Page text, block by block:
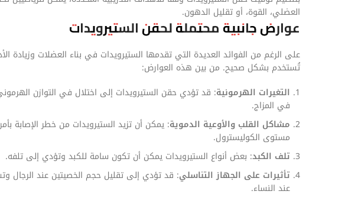
العضلي، القوة، أو تقليل الدهون.
عوارض جانبية محتملة لحقن الستيرويدات
على الرغم من الفوائد العديدة التي تقدمها الستيرويدات في بناء العضلات وزيادة
تُستخدم بشكل صحيح. من بين هذه العوارض:
التغيرات الهرمونية: قد تؤدي حقن الستيرويدات إلى اختلال في التوازن
في المزاج.
مشاكل القلب والأوعية الدموية: يمكن أن تزيد الستيرويدات من خطر الإصابة
مستوى الكوليسترول.
تلف الكبد: بعض أنواع الستيرويدات يمكن أن تكون سامة للكبد وتؤدي إلى تلفه.
تأثيرات على الجهاز التناسلي: قد تؤدي إلى تقليل حجم الخصيتين عند الرجال
عند النساء.